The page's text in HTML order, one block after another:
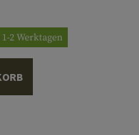
2 Werktagen